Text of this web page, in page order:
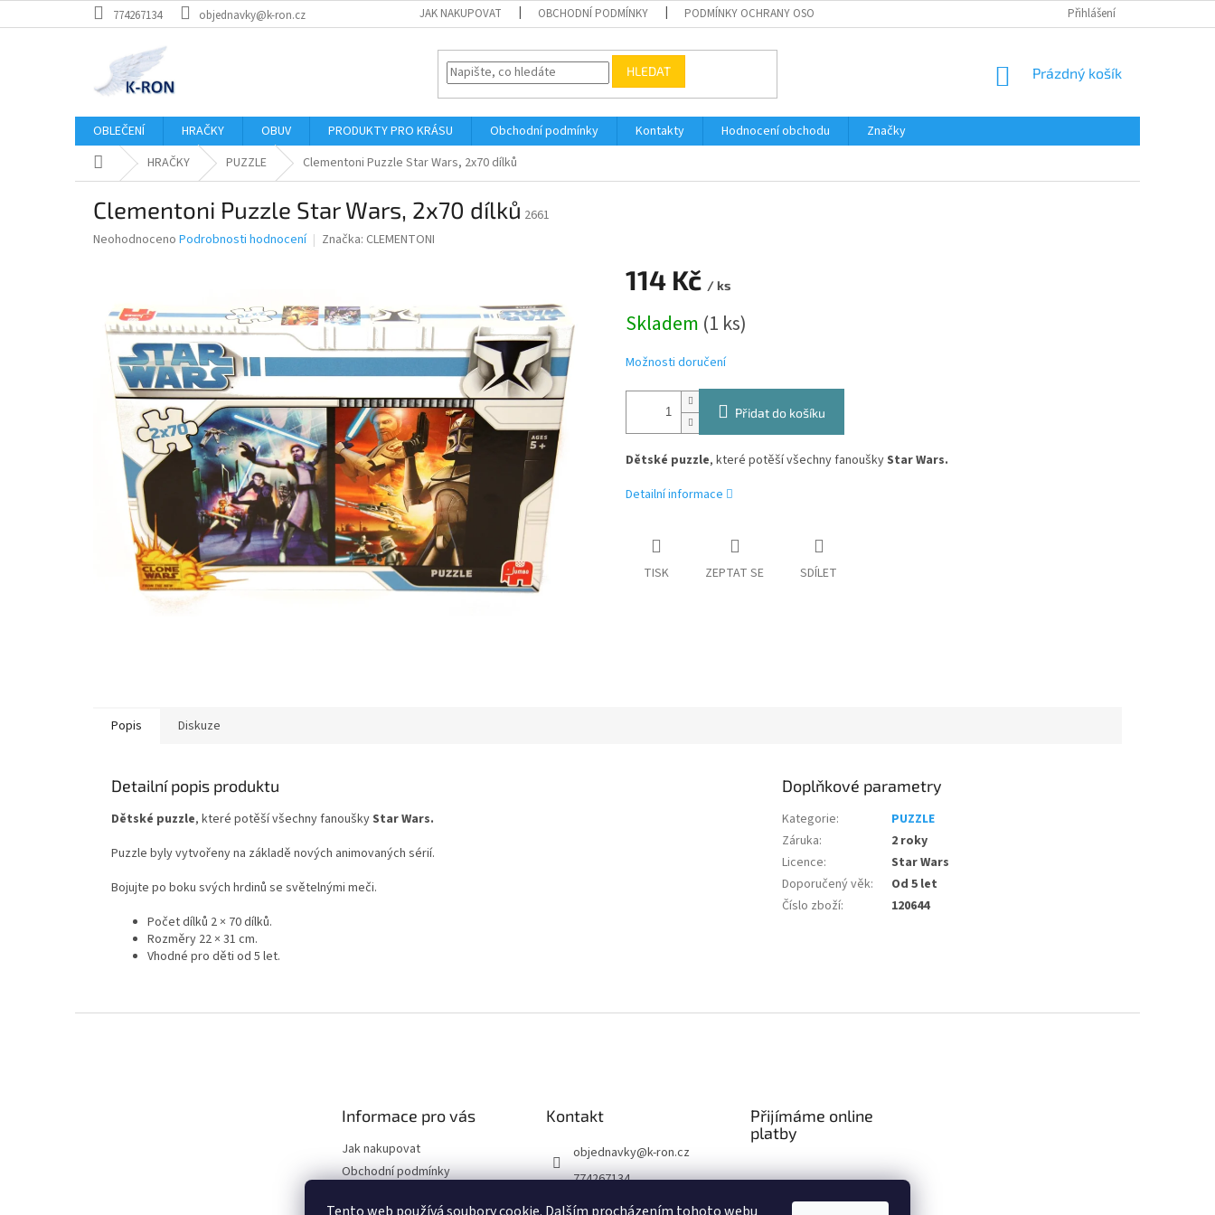
na
774267134 objednavky@k-ron.cz JAK NAKUPOVAT OBCHODNÍ PODMÍNKY PODMÍNKY OCHRANY OSOBNÍCH ÚDAJŮ Přihlášení
HLEDAT
NÁKUPNÍ
Prázdný košík
OBLEČENÍ HRAČKY OBUV PRODUKTY PRO KRÁSU Obchodní podmínky Kontakty Hodnocení obchodu
Značky
Domů HRAČKY PUZZLE Clementoni Puzzle Star Wars, 2x70 dílků
Clementoni Puzzle Star Wars, 2x70 dílků 2661
Průměrné
hvězdiček.
Neohodnoceno Podrobnosti hodnocení Značka: CLEMENTONI
114 Kč / ks
cena:
Skladem (1 ks)
Možnosti doručení
Přidat do košíku
Dětské puzzle, které potěší všechny fanouškyStar Wars.
Detailní informace
TISK ZEPTAT SE SDÍLET
Popis Diskuze
Detailní popis produktu
Dětské puzzle, které potěší všechny fanouškyStar Wars.
Puzzle byly vytvořeny na základě nových animovaných sérií.
Bojujte po boku svých hrdinů se světelnými meči.
Počet dílků 2 × 70 dílků.
Rozměry 22 × 31 cm.
Vhodné pro děti od 5 let.
Doplňkové parametry
Kategorie:
PUZZLE
Záruka:
2 roky
Licence:
Star Wars
Doporučený věk:
Od 5 let
Číslo zboží: 120644
Informace pro vás
Jak nakupovat
Obchodní podmínky
Kontakt
objednavky@k-ron.cz
774267134
774267134
Přijímáme online
platby